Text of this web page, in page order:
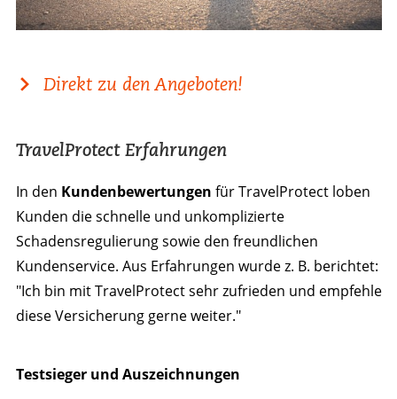
Direkt zu den Angeboten!
TravelProtect Erfahrungen
In den Kundenbewertungen für TravelProtect loben
Kunden die schnelle und unkomplizierte
Schadensregulierung sowie den freundlichen
Kundenservice. Aus Erfahrungen wurde z. B. berichtet:
"Ich bin mit TravelProtect sehr zufrieden und empfehle
diese Versicherung gerne weiter."
Testsieger und Auszeichnungen